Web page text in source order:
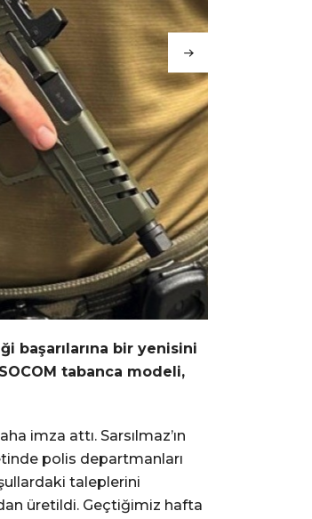
başarılarına bir yenisini
tabanca modeli,
imza attı. Sarsılmaz’ın
polis departmanları
taleplerini
üretildi. Geçtiğimiz hafta